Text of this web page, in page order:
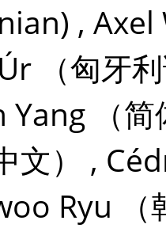
, Axel
（匈牙
Yang
（
文）
,
Ryu